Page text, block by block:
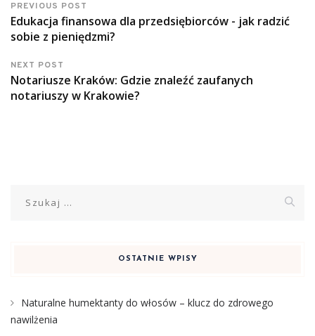
PREVIOUS POST
Edukacja finansowa dla przedsiębiorców - jak radzić
sobie z pieniędzmi?
NEXT POST
Notariusze Kraków: Gdzie znaleźć zaufanych
notariuszy w Krakowie?
OSTATNIE WPISY
Naturalne humektanty do włosów – klucz do zdrowego
nawilżenia